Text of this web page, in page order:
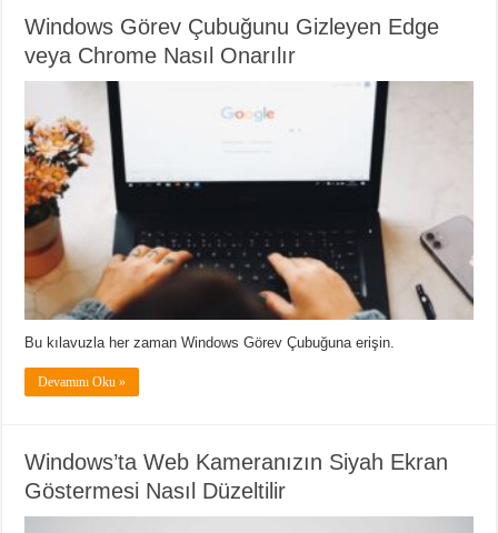
Windows Görev Çubuğunu Gizleyen Edge
veya Chrome Nasıl Onarılır
Bu kılavuzla her zaman Windows Görev Çubuğuna erişin.
Devamını Oku »
Windows’ta Web Kameranızın Siyah Ekran
Göstermesi Nasıl Düzeltilir